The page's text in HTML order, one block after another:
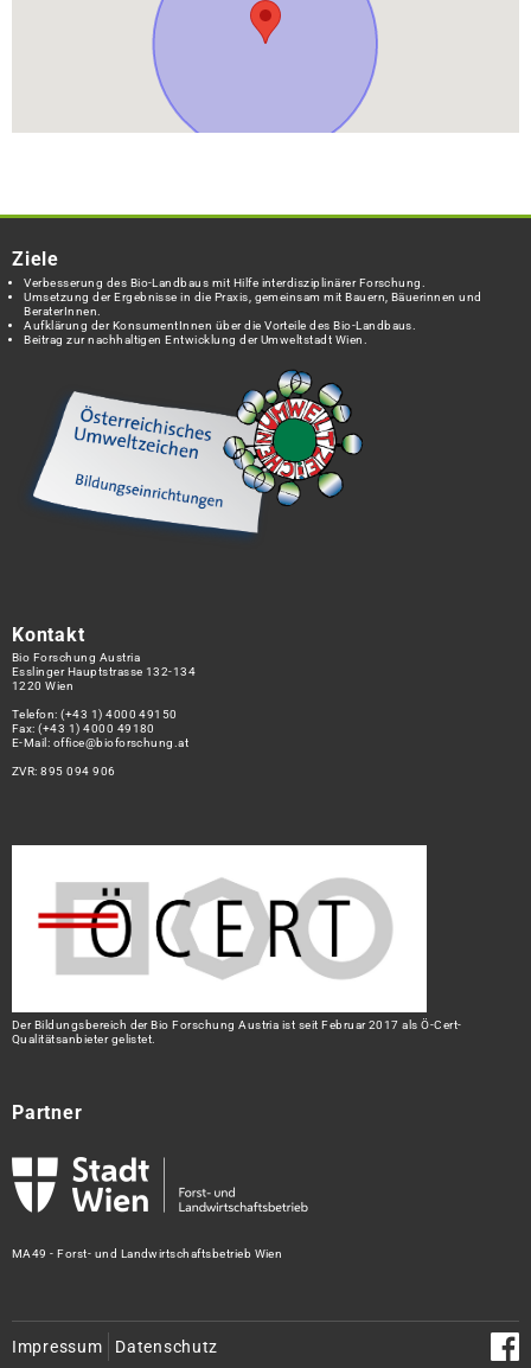
Ziele
Verbesserung des Bio-Landbaus mit Hilfe interdisziplinärer Forschung.
Umsetzung der Ergebnisse in die Praxis, gemeinsam mit Bauern, Bäuerinnen und
BeraterInnen.
Aufklärung der KonsumentInnen über die Vorteile des Bio-Landbaus.
Beitrag zur nachhaltigen Entwicklung der Umweltstadt Wien.
Kontakt
Bio Forschung Austria
Esslinger Hauptstrasse 132-134
1220 Wien
Telefon:(+43 1) 4000 49150
Fax: (+43 1) 4000 49180
E-Mail: office@bioforschung.at
ZVR: 895 094 906
Der Bildungsbereich der Bio Forschung Austria ist seit Februar 2017 als Ö-Cert-
Qualitätsanbieter gelistet.
Partner
MA49 - Forst- und Landwirtschaftsbetrieb Wien
Impressum Datenschutz